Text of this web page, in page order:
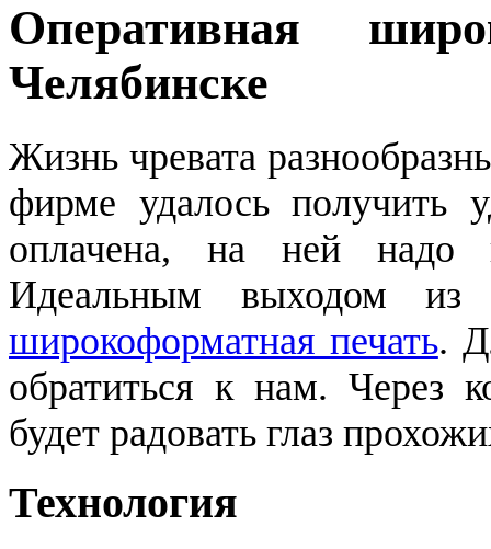
Оперативная
Челябинске
Жизнь чревата
фирме удалось получить
оплачена, на ней надо
Идеальным выходом из
широкоформатная печать.
обратиться к нам. Через
будет радовать глаз
Технология